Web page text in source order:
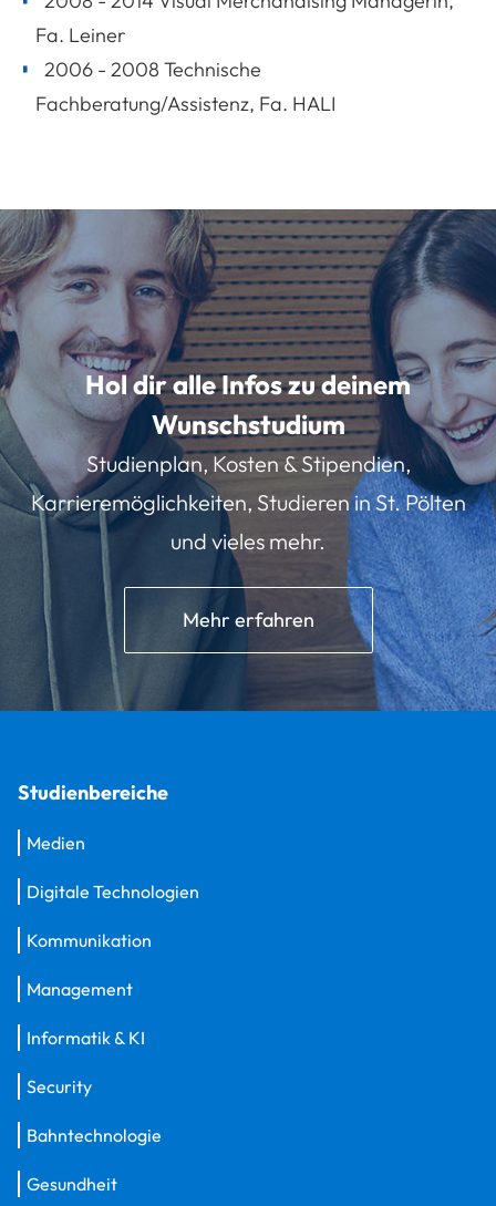
Fa. Leiner
2006 - 2008 Technische
Fachberatung/Assistenz, Fa. HALI
Hol dir alle Infos zu deinem
Wunschstudium
Studienplan, Kosten & Stipendien,
Karrieremöglichkeiten, Studieren in St. Pölten
und vieles mehr.
Mehr erfahren
Studienbereiche
Medien
Digitale Technologien
Kommunikation
Management
Informatik & KI
Security
Bahntechnologie
Gesundheit